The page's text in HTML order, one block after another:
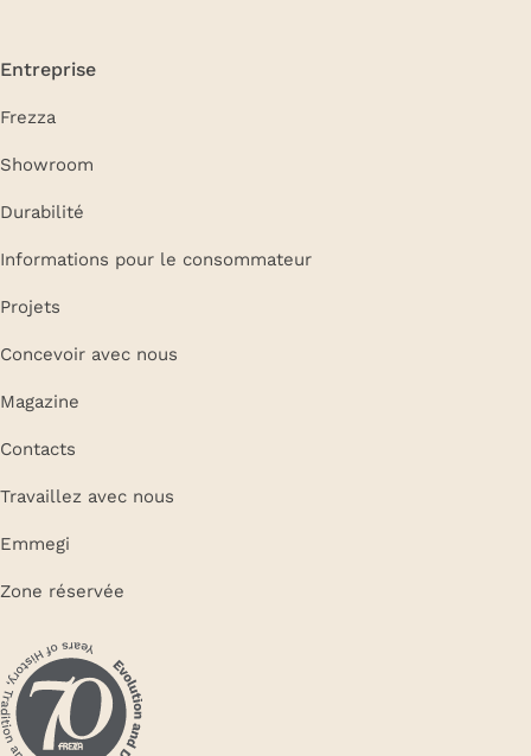
Entreprise
Frezza
Showroom
Durabilité
Informations pour le consommateur
Projets
Concevoir avec nous
Magazine
Contacts
Travaillez avec nous
Emmegi
Zone réservée